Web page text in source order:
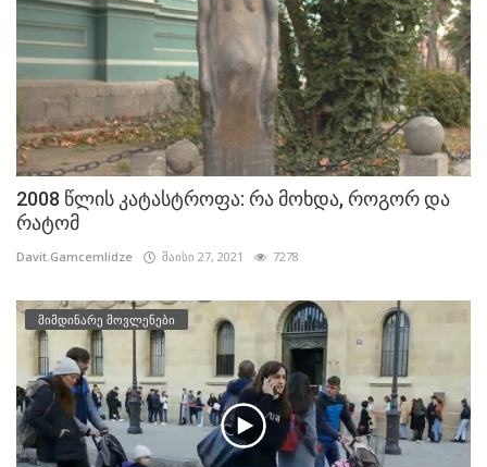
2008 წლის კატასტროფა: რა მოხდა, როგორ და
რატომ
Davit.Gamcemlidze მაისი 27, 2021 7278
მიმდინარე მოვლენები